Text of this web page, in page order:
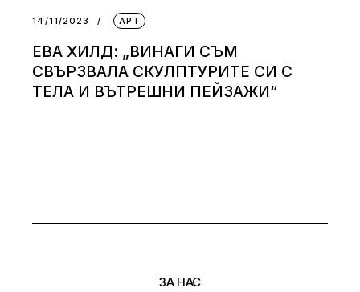
14/11/2023 АРТ
ЕВА ХИЛД: „ВИНАГИ СЪМ
СВЪРЗВАЛА СКУЛПТУРИТЕ СИ С
ТЕЛА И ВЪТРЕШНИ ПЕЙЗАЖИ“
ЗА НАС